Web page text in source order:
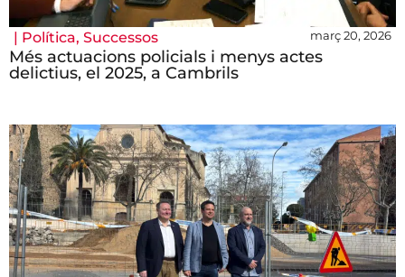
| Política, Successos març 20, 2026
Més actuacions policials i menys actes
delictius, el 2025, a Cambrils